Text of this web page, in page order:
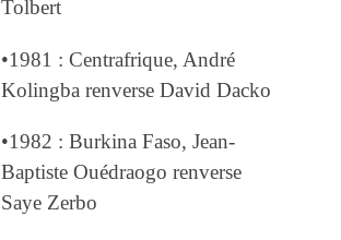
Tolbert
•1981 : Centrafrique, André
Kolingba renverse David Dacko
•1982 : Burkina Faso, Jean-
Baptiste Ouédraogo renverse
Saye Zerbo